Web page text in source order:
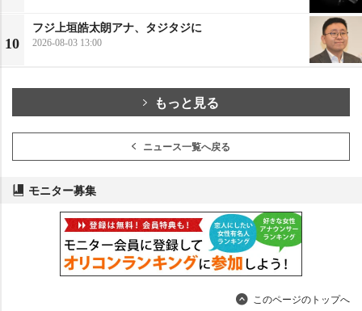
10
フジ上垣皓太朗アナ、タジタジに
2026-08-03 13:00
もっと見る
ニュース一覧へ戻る
モニター募集
このページのトップへ